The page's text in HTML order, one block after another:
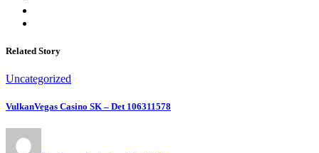
Related Story
Uncategorized
VulkanVegas Casino SK – Det 106311578